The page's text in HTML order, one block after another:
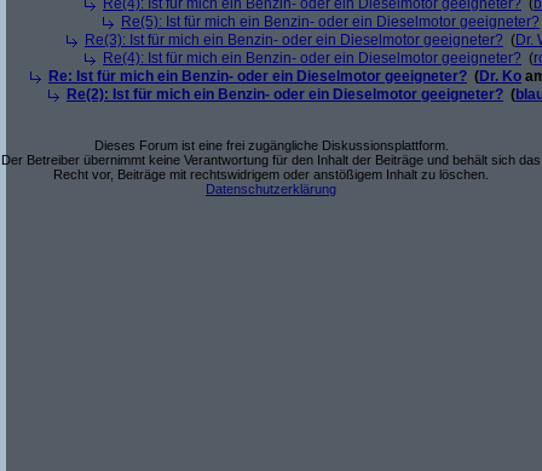
Re(4): Ist für mich ein Benzin- oder ein Dieselmotor geeigneter? (
Re(5): Ist für mich ein Benzin- oder ein Dieselmotor geeigneter?
Re(3): Ist für mich ein Benzin- oder ein Dieselmotor geeigneter? (Dr.
Re(4): Ist für mich ein Benzin- oder ein Dieselmotor geeigneter? (
Re: Ist für mich ein Benzin- oder ein Dieselmotor geeigneter? (Dr. Ko
Re(2): Ist für mich ein Benzin- oder ein Dieselmotor geeigneter? (
Dieses Forum ist eine frei zugängliche Diskussionsplattform.
Der Betreiber übernimmt keine Verantwortung für den Inhalt der Beiträge und behält sich das
Recht vor, Beiträge mit rechtswidrigem oder anstößigem Inhalt zu löschen.
Datenschutzerklärung